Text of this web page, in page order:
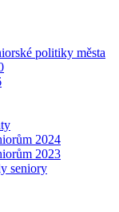
politiky města
2024
2023
seniory